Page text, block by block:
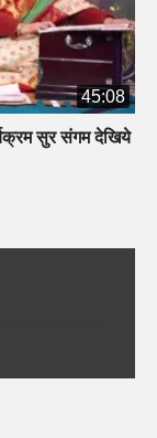
45:08
सुर संगम देखिये